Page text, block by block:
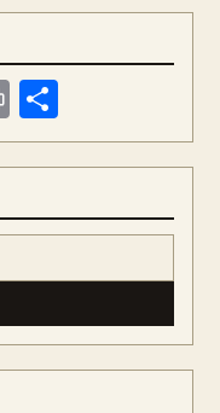
Print
meg